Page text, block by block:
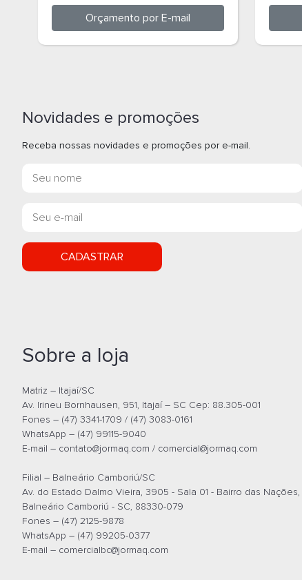
Orçamento porE-mail
Novidades e promoções
Receba nossas novidades e promoções por e-mail.
CADASTRAR
Sobre a loja
Matriz – Itajaí/SC
Av. Irineu Bornhausen, 951, Itajaí – SC Cep: 88.305-001
Fones – (47) 3341-1709 / (47) 3083-0161
WhatsApp – (47) 99115-9040
E-mail – contato@jormaq.com / comercial@jormaq.com
Filial – Balneário Camboriú/SC
Av. do Estado Dalmo Vieira, 3905 - Sala 01 - Bairro das Nações,
Balneário Camboriú - SC, 88330-079
Fones – (47) 2125-9878
WhatsApp – (47) 99205-0377
E-mail – comercialbc@jormaq.com